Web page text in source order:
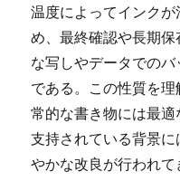
温度によってインク
め、最終確認や長期
な写しやデータでの
である。この性質を
常的な書き物には最
支持されている背景
やかな改良が行われ